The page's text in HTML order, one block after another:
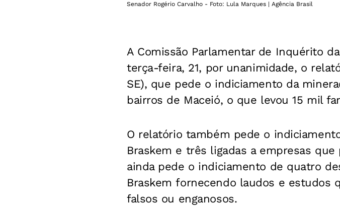
Senador Rogério Carvalho - Foto: Lula Marques | Agência Brasil
A Comissão Parlamentar de Inquérito
terça-feira, 21, por unanimidade, o
SE), que pede o indiciamento da
bairros de Maceió, o que levou 15 mil
O relatório também pede o
Braskem e três ligadas a empresas
ainda pede o indiciamento de quatro
Braskem fornecendo laudos e estudos
falsos ou enganosos.